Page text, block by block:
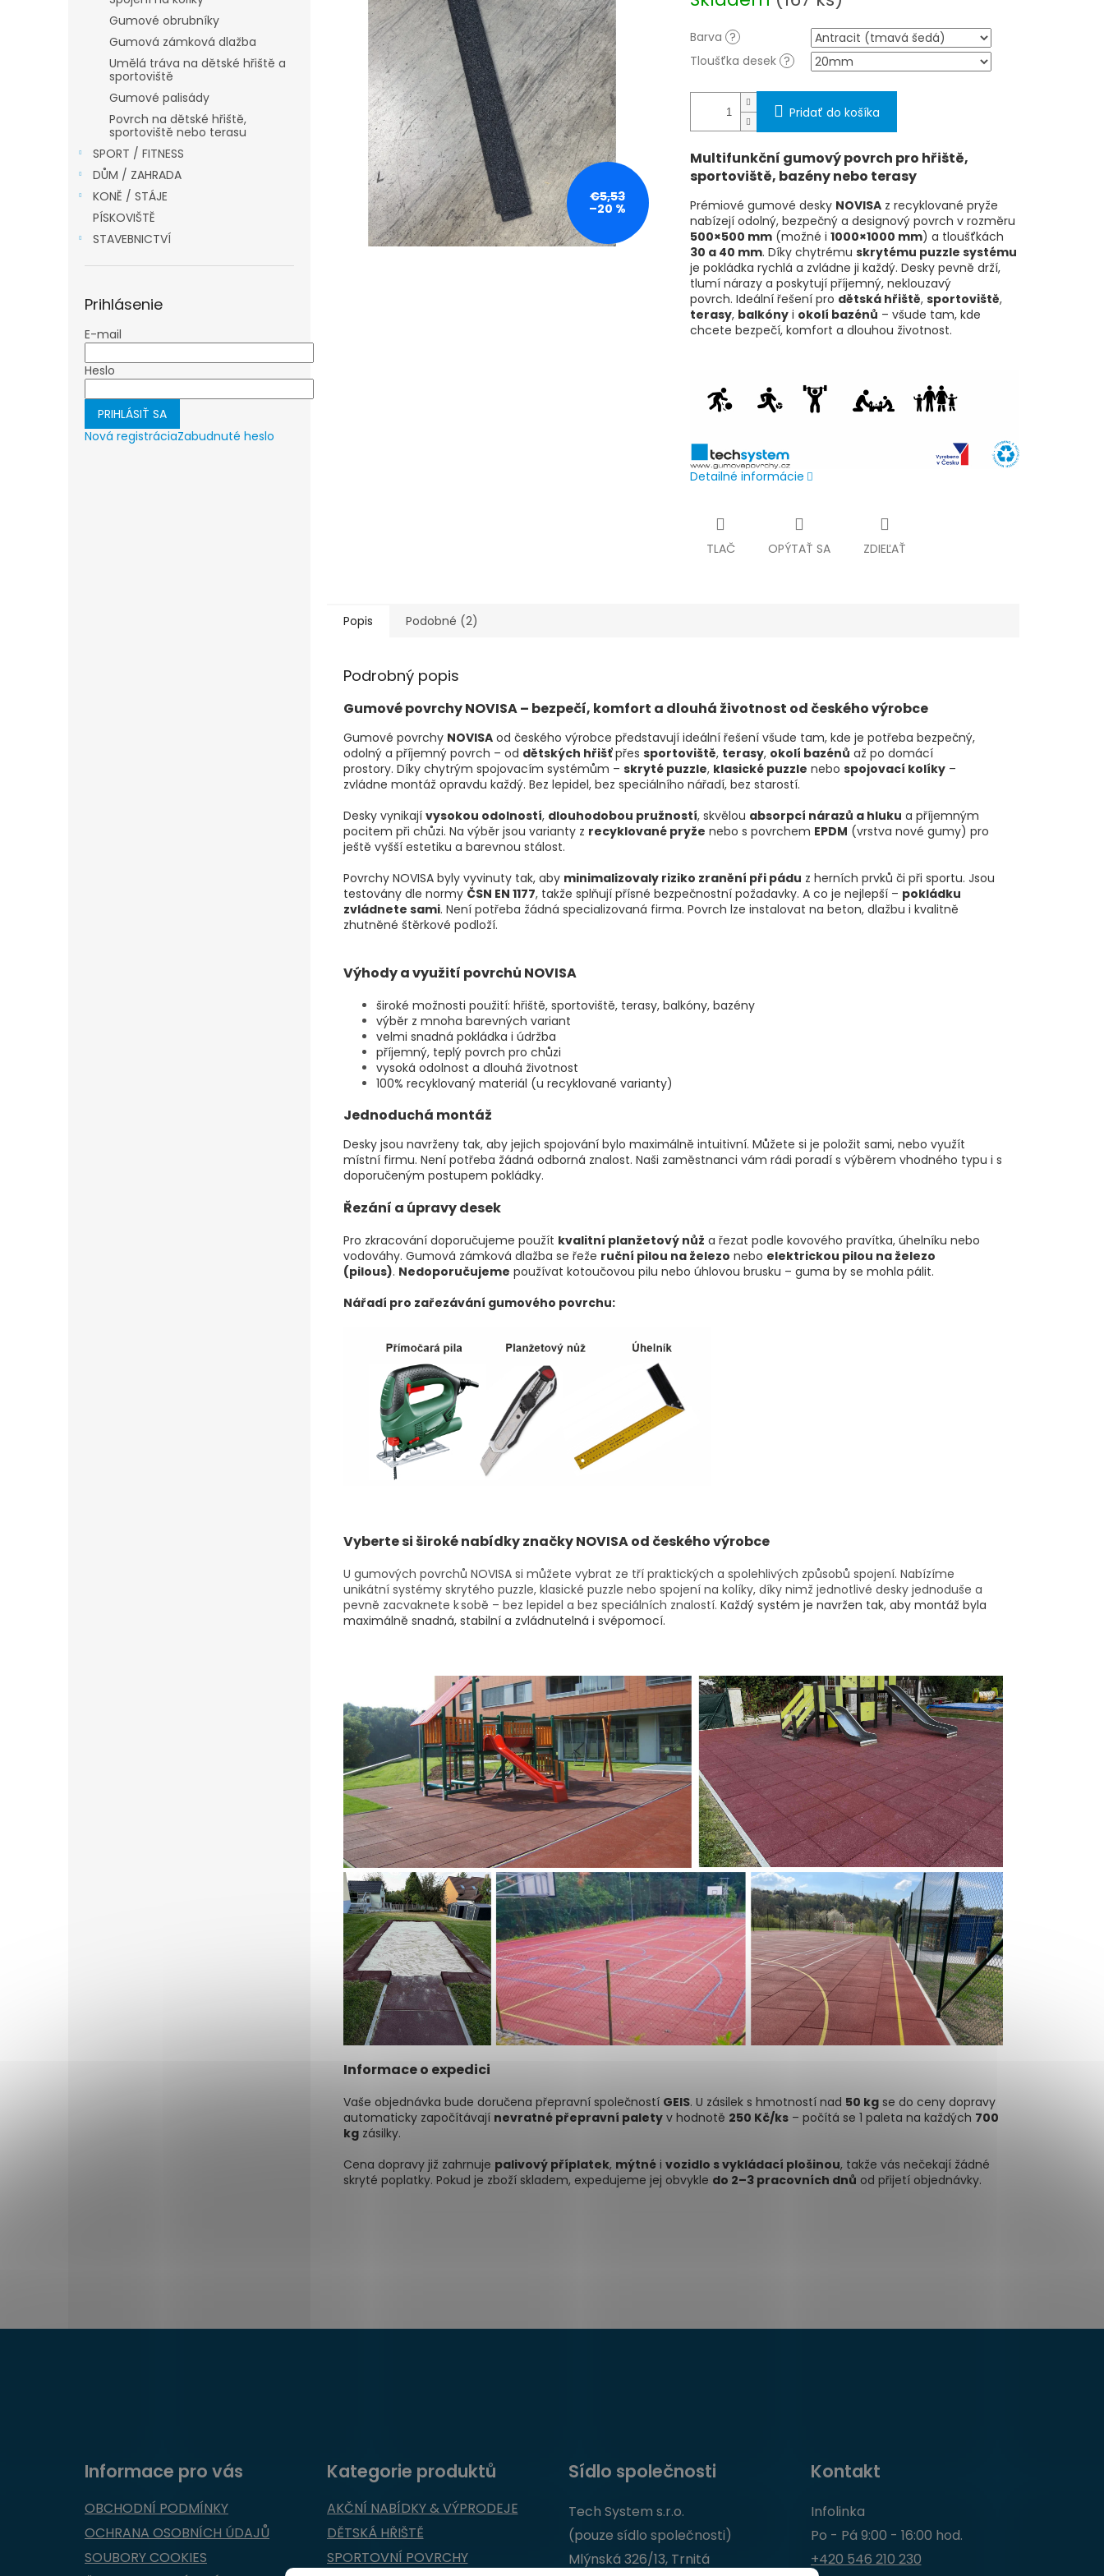
Gumové obrubníky
Gumová zámková dlažba
Umělá tráva na dětské hřiště a
sportoviště
Gumové palisády
Povrch na dětské hřiště,
sportoviště nebo terasu
SPORT / FITNESS
DŮM / ZAHRADA
KONĚ / STÁJE
PÍSKOVIŠTĚ
STAVEBNICTVÍ
Prihlásenie
E-mail
Heslo
PRIHLÁSIŤ SA
Nová registráciaZabudnuté heslo
€5,53
–20 %
Barva ?
Tloušťka desek ?
Pridať do košíka
Multifunkční gumový povrch pro hřiště,
sportoviště, bazény nebo terasy
Prémiové gumové desky NOVISAz recyklované pryže
nabízejí odolný, bezpečný a designový povrch v rozměru
500×500 mm(možné i 1000×1000 mm) a tloušťkách
30 a 40 mm. Díky chytrému skrytému puzzle systému
je pokládka rychlá a zvládne ji každý. Desky pevně drží,
tlumí nárazy a poskytují příjemný, neklouzavý
povrch. Ideální řešení pro dětská hřiště, sportoviště,
terasy, balkónyi okolí bazénů – všude tam, kde
chcete bezpečí, komfort a dlouhou životnost.
Detailné informácie
TLAČ OPÝTAŤ SA ZDIEĽAŤ
Popis Podobné (2)
Podrobný popis
Gumové povrchy NOVISA – bezpečí, komfort a dlouhá životnost od českého výrobce
Gumové povrchy NOVISA od českého výrobce představují ideální řešení všude tam, kde je potřeba bezpečný,
odolný a příjemný povrch – od dětských hřišťpřes sportoviště, terasy, okolí bazénů až po domácí
prostory. Díky chytrým spojovacím systémům – skryté puzzle, klasické puzzle nebo spojovací kolíky –
zvládne montáž opravdu každý. Bez lepidel, bez speciálního nářadí, bez starostí.
Desky vynikají vysokou odolností, dlouhodobou pružností, skvělou absorpcí nárazů a hluku a příjemným
pocitem při chůzi. Na výběr jsou varianty z recyklované pryže nebo s povrchem EPDM (vrstva nové gumy) pro
ještě vyšší estetiku a barevnou stálost.
Povrchy NOVISA byly vyvinuty tak, aby minimalizovaly riziko zranění při pádu z herních prvků či při sportu. Jsou
testovány dle normy ČSN EN 1177, takže splňují přísné bezpečnostní požadavky. A co je nejlepší – pokládku
zvládnete sami. Není potřeba žádná specializovaná firma. Povrch lze instalovat na beton, dlažbu i kvalitně
zhutněné štěrkové podloží.
Výhody a využití povrchů NOVISA
široké možnosti použití: hřiště, sportoviště, terasy, balkóny, bazény
výběr z mnoha barevných variant
velmi snadná pokládka i údržba
příjemný, teplý povrch pro chůzi
vysoká odolnost a dlouhá životnost
100% recyklovaný materiál (u recyklované varianty)
Jednoduchá montáž
Desky jsou navrženy tak, aby jejich spojování bylo maximálně intuitivní. Můžete si je položit sami, nebo využít
místní firmu. Není potřeba žádná odborná znalost. Naši zaměstnanci vám rádi poradí s výběrem vhodného typu i s
doporučeným postupem pokládky.
Řezání a úpravy desek
Pro zkracování doporučujeme použít kvalitní planžetový nůž a řezat podle kovového pravítka, úhelníku nebo
vodováhy. Gumová zámková dlažba se řeže ruční pilou na železo nebo elektrickou pilou na železo
(pilous). Nedoporučujeme používat kotoučovou pilu nebo úhlovou brusku – guma by se mohla pálit.
Nářadí pro zařezávání gumového povrchu:
Vyberte si široké nabídky značky NOVISA od českého výrobce
U gumových povrchů NOVISA si můžete vybrat ze tří praktických a spolehlivých způsobů spojení. Nabízíme
unikátní systémy skrytého puzzle, klasické puzzle nebo spojení na kolíky, díky nimž jednotlivé desky jednoduše a
pevně zacvaknete k sobě – bez lepidel a bez speciálních znalostí. Každý systém je navržen tak, aby montáž byla
maximálně snadná, stabilní a zvládnutelná i svépomocí.
Informace o expedici
Vaše objednávka bude doručena přepravní společností GEIS. U zásilek s hmotností nad 50 kg se do ceny dopravy
automaticky započítávají nevratné přepravní palety v hodnotě 250 Kč/ks – počítá se 1 paleta na každých 700
kg zásilky.
Cena dopravy již zahrnuje palivový příplatek, mýtné i vozidlo s vykládací plošinou, takže vás nečekají žádné
skryté poplatky. Pokud je zboží skladem, expedujeme jej obvykle do 2–3 pracovních dnů od přijetí objednávky.
Informace pro vás
OBCHODNÍ PODMÍNKY
OCHRANA OSOBNÍCH ÚDAJŮ
SOUBORY COOKIES
Kategorie produktů
AKČNÍ NABÍDKY & VÝPRODEJE
DĚTSKÁ HŘIŠTĚ
SPORTOVNÍ POVRCHY
Sídlo společnosti
Tech System s.r.o.
(pouze sídlo společnosti)
Mlýnská 326/13, Trnitá
Kontakt
Infolinka
Po - Pá 9:00 - 16:00 hod.
+420 546 210 230